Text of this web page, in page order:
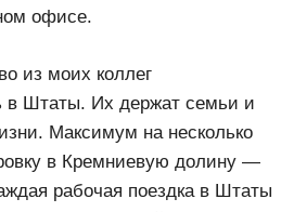
офисе.
из моих коллег
в Штаты. Их держат семьи и
Максимум на несколько
в Кремниевую долину —
рабочая поездка в Штаты